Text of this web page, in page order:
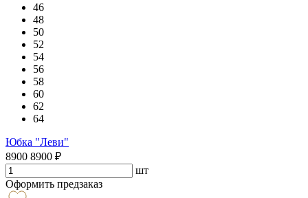
46
48
50
52
54
56
58
60
62
64
Юбка "Леви"
8900 8900 ₽
шт
Оформить предзаказ